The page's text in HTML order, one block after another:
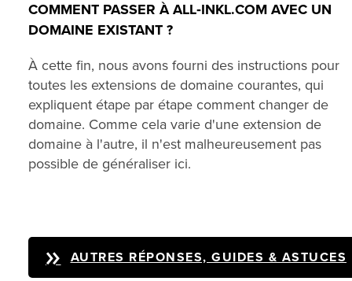
COMMENT PASSER À ALL‑INKL.COM AVEC UN
DOMAINE EXISTANT ?
À cette fin, nous avons fourni des instructions pour
toutes les extensions de domaine courantes, qui
expliquent étape par étape comment changer de
domaine. Comme cela varie d'une extension de
domaine à l'autre, il n'est malheureusement pas
possible de généraliser ici.
AUTRES RÉPONSES, GUIDES & ASTUCES